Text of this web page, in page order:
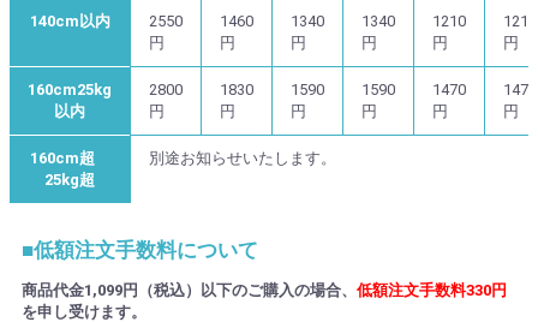
140cm以内
2550
円
1460
円
1340
円
1340
円
1210
円
1210
円
160cm25kg
以内
2800
円
1830
円
1590
円
1590
円
1470
円
1470
円
160cm超
25kg超
別途お知らせいたします。
■低額注文手数料について
商品代金1,099円（税込）以下のご購入の場合、 低額注文手数料330円
を申し受けます。